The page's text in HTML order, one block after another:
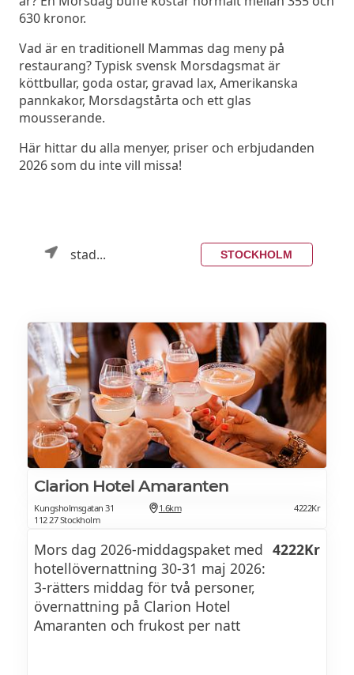
630 kronor.
Vad är en traditionell Mammas dag meny på
restaurang? Typisk svensk Morsdagsmat är
köttbullar, goda ostar, gravad lax, Amerikanska
pannkakor, Morsdagstårta och ett glas
mousserande.
Här hittar du alla menyer, priser och erbjudanden
2026 som du inte vill missa!
stad... STOCKHOLM
Clarion Hotel Amaranten
Kungsholmsgatan 31
112 27 Stockholm
1.6km 4222Kr
Mors dag 2026-middagspaket med
hotellövernattning 30-31 maj 2026:
3-rätters middag för två personer,
övernattning på Clarion Hotel
Amaranten och frukost per natt
4222Kr